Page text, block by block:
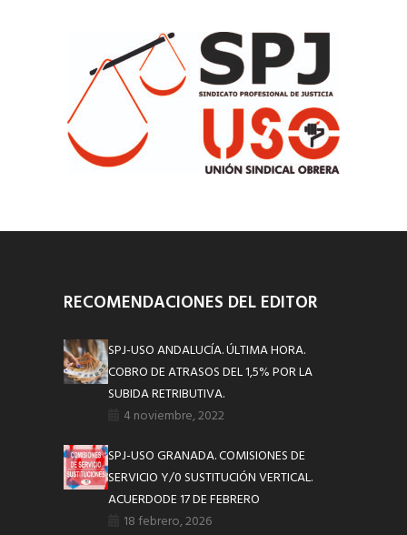
RECOMENDACIONES DEL EDITOR
SPJ-USO ANDALUCÍA. ÚLTIMA HORA.
COBRO DE ATRASOS DEL 1,5% POR LA
SUBIDA RETRIBUTIVA.
4 noviembre, 2022
SPJ-USO GRANADA. COMISIONES DE
SERVICIO Y/0 SUSTITUCIÓN VERTICAL.
ACUERDODE 17 DE FEBRERO
18 febrero, 2026